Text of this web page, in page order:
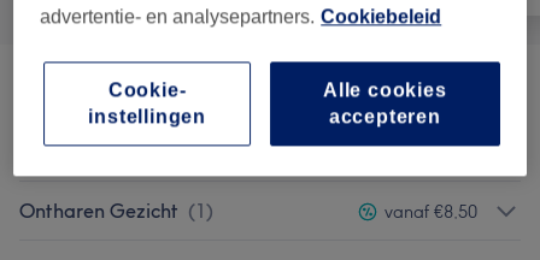
Wenkbrauwen Waxen/Threaden (6) vanaf €28,90
Wimpers (3) vanaf €21,25
Ontharen Gezicht (1) vanaf €8,50
advertentie- en analysepartners. Cookiebeleid
Alle cookies
accepteren
Cookie-
instellingen